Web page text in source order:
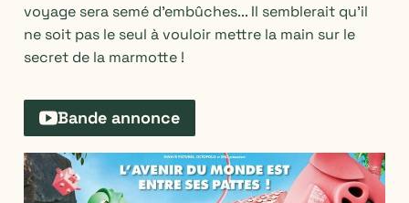
voyage sera semé d’embûches... Il semblerait qu’il
ne soit pas le seul à vouloir mettre la main sur le
secret de la marmotte !
Bande annonce